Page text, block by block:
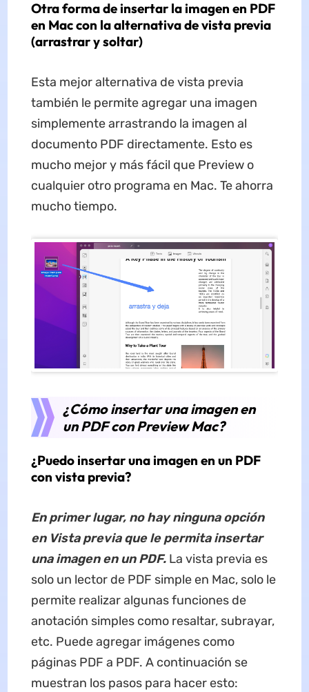
Otra forma de insertar la imagen en PDF
en Mac con la alternativa de vista previa
(arrastrar y soltar)
Esta mejor alternativa de vista previa
también le permite agregar una imagen
simplemente arrastrando la imagen al
documento PDF directamente. Esto es
mucho mejor y más fácil que Preview o
cualquier otro programa en Mac. Te ahorra
mucho tiempo.
¿Cómo insertar una imagen en
un PDF con Preview Mac?
¿Puedo insertar una imagen en un PDF
con vista previa?
En primer lugar, no hay ninguna opción
en Vista previa que le permita insertar
una imagen en un PDF. La vista previa es
solo un lector de PDF simple en Mac, solo le
permite realizar algunas funciones de
anotación simples como resaltar, subrayar,
etc. Puede agregar imágenes como
páginas PDF a PDF. A continuación se
muestran los pasos para hacer esto: